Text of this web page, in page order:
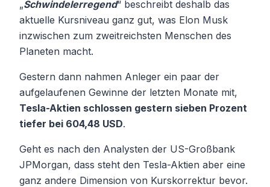
„Schwindelerregend“ beschreibt deshalb das
aktuelle Kursniveau ganz gut, was Elon Musk
inzwischen zum zweitreichsten Menschen des
Planeten macht.
Gestern dann nahmen Anleger ein paar der
aufgelaufenen Gewinne der letzten Monate mit,
Tesla-Aktien schlossen gestern sieben Prozent
tiefer bei 604,48 USD.
Geht es nach den Analysten der US-Großbank
JPMorgan, dass steht den Tesla-Aktien aber eine
ganz andere Dimension von Kurskorrektur bevor.